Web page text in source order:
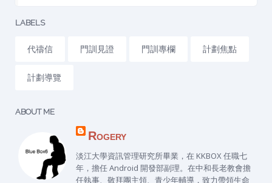
LABELS
代禱信 門訓見證 門訓專欄 計劃焦點
計劃導覽
ABOUT ME
Rogery
淡江大學資訊管理研究所畢業，在 KKBOX 任職七
年，擔任 Android 開發部副理。在中和長老教會擔
任執事、敬拜團主領、青少年輔導，致力帶領生命